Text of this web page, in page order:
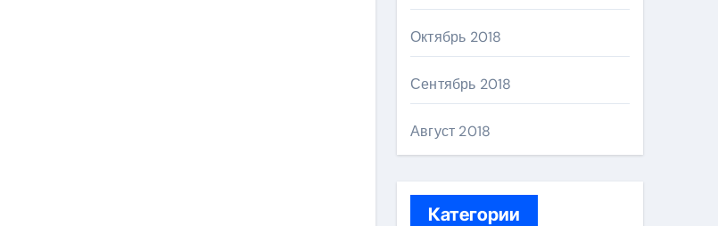
Октябрь 2018
Сентябрь 2018
Август 2018
Категории